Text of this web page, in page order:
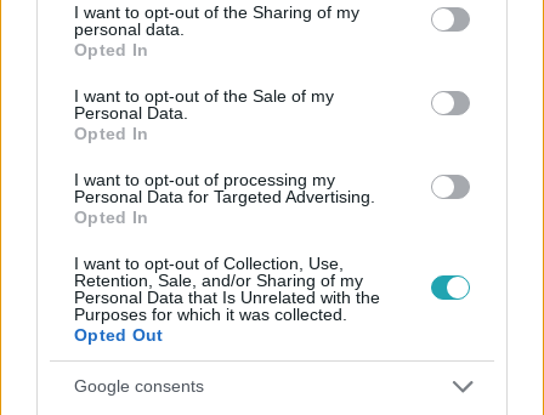
not limited to your visit or usage behaviour. You may click to
grant or deny consent to Google and its third-party tags to
use your data for below specified purposes in below Google
consent section.
I want to opt-out of the Sharing of my
personal data.
Opted In
I want to opt-out of the Sale of my
Personal Data.
Opted In
I want to opt-out of processing my
Personal Data for Targeted Advertising.
Opted In
I want to opt-out of Collection, Use,
Retention, Sale, and/or Sharing of my
Personal Data that Is Unrelated with the
Purposes for which it was collected.
Opted Out
Google consents
MOST WANTED - A HAJSZA
MAGYARORSZÁG FROHNER FECÓ PÁPAI JOCI
Népszerű